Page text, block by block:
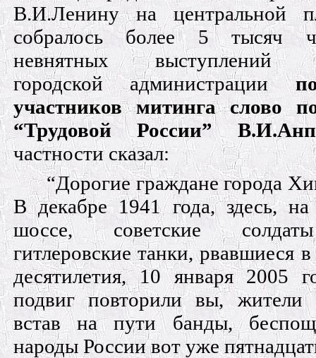
В.И.Ленину на центральной
собралось более 5 тысяч
невнятных выступлений
городской администрации
участников митинга слово
“Трудовой России”
частности сказал:
“Дорогие граждане города
В декабре 1941 года, здесь, на
шоссе, советские
гитлеровские танки, рвавшиеся
десятилетия, 10 января 2005
подвиг повторили вы,
встав на пути банды,
народы России вот уже